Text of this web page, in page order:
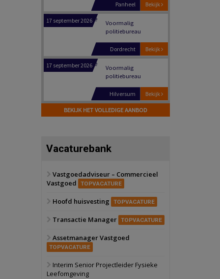
Bekijk
Dordrecht
17 september 2026
Voormalig
politiebureau
Bekijk
Hilversum
17 september 2026
Voormalig
politiebureau
Bekijk
Zaandam
8 september 2026 Zorgcomplex
Schiedam
22 september 2026 Attractiepark
28 september 2026
BEKIJK HET VOLLEDIGE AANBOD
Vacaturebank
Vastgoedadviseur – Commercieel
Vastgoed
TOPVACATURE
Hoofd huisvesting TOPVACATURE
Transactie Manager TOPVACATURE
Assetmanager Vastgoed
TOPVACATURE
Interim Senior Projectleider Fysieke
Leefomgeving